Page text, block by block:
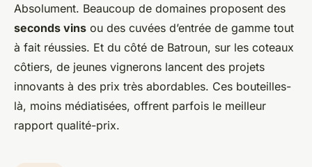
Absolument. Beaucoup de domaines proposent des
seconds vins ou des cuvées d’entrée de gamme tout
à fait réussies. Et du côté de Batroun, sur les coteaux
côtiers, de jeunes vignerons lancent des projets
innovants à des prix très abordables. Ces bouteilles-
là, moins médiatisées, offrent parfois le meilleur
rapport qualité-prix.